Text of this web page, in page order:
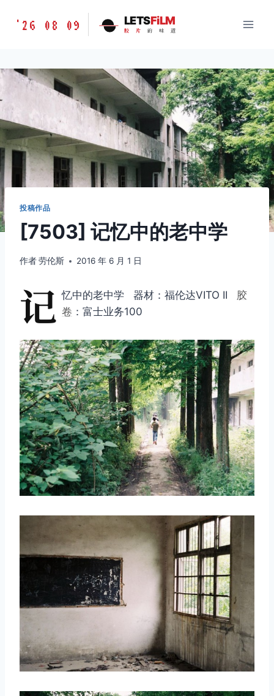
胶
味
LETSFILM
'26 08 09 LETSFiLM
胶 片 的 味 道
投稿作品
[7503] 记忆中的老中学
作者劳伦斯 2016 年 6 月 1 日
记 忆中的老中学 器材：福伦达VITO II 胶
卷 ：富士业务100